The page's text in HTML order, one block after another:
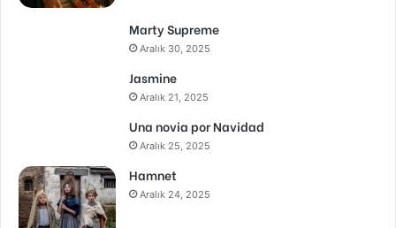
Marty Supreme
Aralık 30, 2025
Jasmine
Aralık 21, 2025
Una novia por Navidad
Aralık 25, 2025
Hamnet
Aralık 24, 2025